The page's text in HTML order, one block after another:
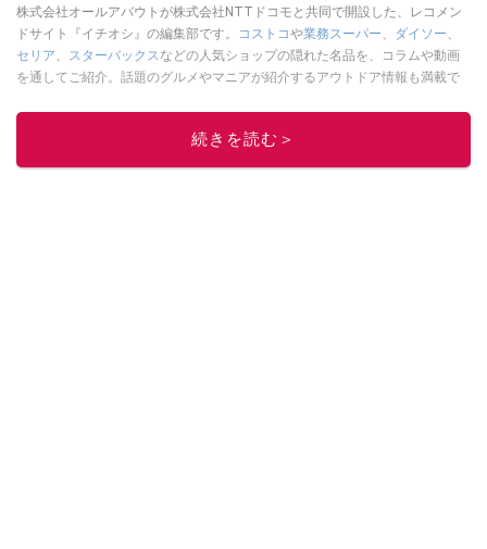
株式会社オールアバウトが株式会社NTTドコモと共同で開設した、レコメン
ドサイト『イチオシ』の編集部です。
コストコや業務スーパー、 ダイソー、
セリア、 スターバックスなどの人気ショップの隠れた名品を、コラムや動画
を通してご紹介。話題のグルメやマニアが紹介するアウトドア情報も満載で
レビューしています。毎日トレンド情報をお届けしているので、ぜひ
してください！続きを読む＞